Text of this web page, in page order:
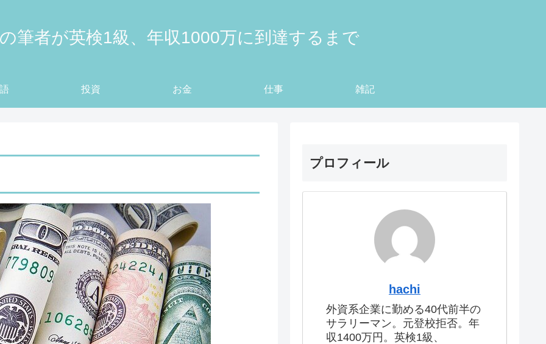
筆者が英検1級、年収1000万に到達するまで
投資 お金 仕事 雑記
プロフィール
hachi
外資系企業に勤める40代前半の
サラリーマン。元登校拒否。年
収1400万円。英検1級、